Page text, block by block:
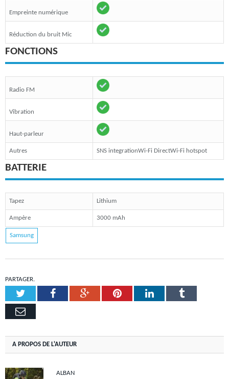
Empreinte numérique
Réduction du bruit Mic
FONCTIONS
Radio FM
Vibration
Haut-parleur
Autres SNS integrationWi-Fi DirectWi-Fi hotspot
BATTERIE
Tapez Lithium
Ampère 3000 mAh
Samsung
PARTAGER.
TwitterFacebookGoogle+PinterestLinkedInTumblr
Email
A PROPOS DE L'AUTEUR
ALBAN